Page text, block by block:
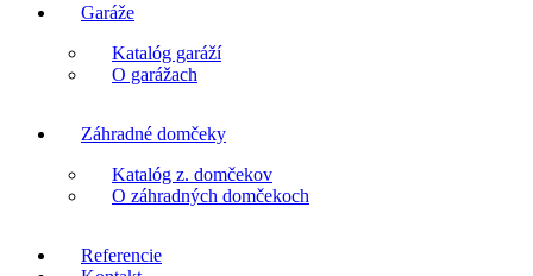
Garáže
Katalóg garáží
O garážach
Záhradné domčeky
Katalóg z. domčekov
O záhradných domčekoch
Referencie